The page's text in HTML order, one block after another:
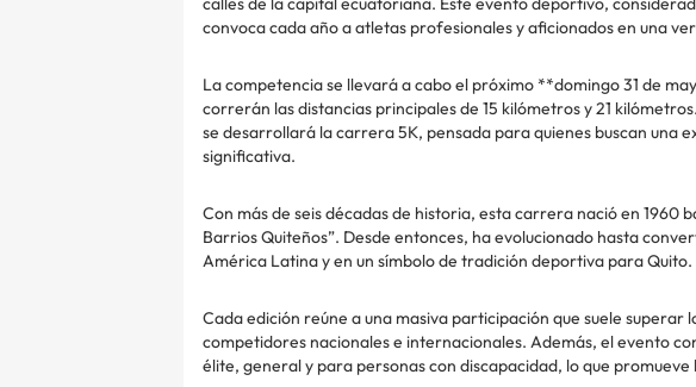
convoca cada año a atletas profesionales y aficionados en una
La competencia se llevará a cabo el próximo **domingo 31 de
correrán las distancias principales de 15 kilómetros y 21
se desarrollará la carrera 5K, pensada para quienes buscan una
significativa.
Con más de seis décadas de historia, esta carrera nació en 1960
Barrios Quiteños”. Desde entonces, ha evolucionado hasta
América Latina y en un símbolo de tradición deportiva para Quito.
Cada edición reúne a una masiva participación que suele superar
competidores nacionales e internacionales. Además, el evento
élite, general y para personas con discapacidad, lo que promueve